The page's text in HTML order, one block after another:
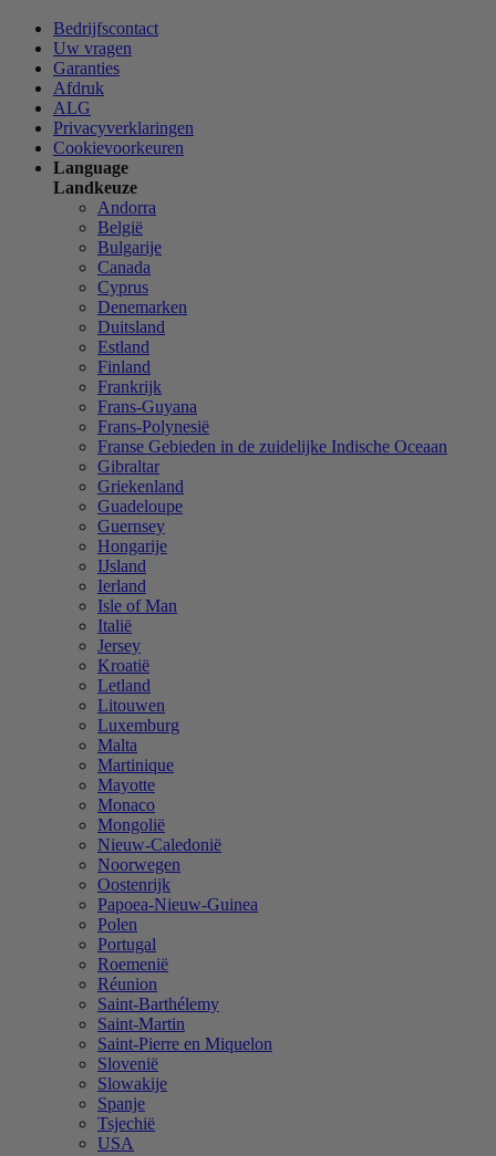
Bedrijfscontact
Uw vragen
Garanties
Afdruk
ALG
Privacyverklaringen
Cookievoorkeuren
Language
Landkeuze
Andorra
België
Bulgarije
Canada
Cyprus
Denemarken
Duitsland
Estland
Finland
Frankrijk
Frans-Guyana
Frans-Polynesië
Franse Gebieden in de zuidelijke Indische Oceaan
Gibraltar
Griekenland
Guadeloupe
Guernsey
Hongarije
IJsland
Ierland
Isle of Man
Italië
Jersey
Kroatië
Letland
Litouwen
Luxemburg
Malta
Martinique
Mayotte
Monaco
Mongolië
Nieuw-Caledonië
Noorwegen
Oostenrijk
Papoea-Nieuw-Guinea
Polen
Portugal
Roemenië
Réunion
Saint-Barthélemy
Saint-Martin
Saint-Pierre en Miquelon
Slovenië
Slowakije
Spanje
Tsjechië
USA